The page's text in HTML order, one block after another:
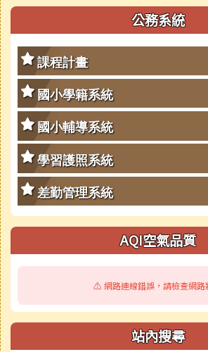
公務系統
課程計畫
國小學籍系統
國小輔導系統
學習護照系統
差勤管理系統
AQI空氣品質
⚠️ 網路連線錯誤，請檢查網路
站內搜尋